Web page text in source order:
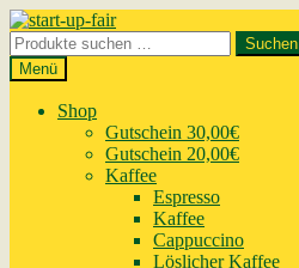
Zur
Navigation
springen
Zum
Inhalt
springen
Suchen
nach:
Suchen
Menü
Shop
Gutschein 30,00€
Gutschein 20,00€
Kaffee
Espresso
Kaffee
Cappuccino
Löslicher Kaffee